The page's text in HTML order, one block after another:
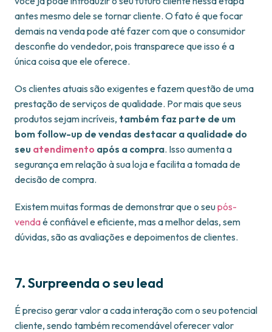
antes mesmo dele se tornar cliente. O fato é que focar
demais na venda pode até fazer com que o consumidor
desconfie do vendedor, pois transparece que isso é a
única coisa que ele oferece.
Os clientes atuais são exigentes e fazem questão de uma
prestação de serviços de qualidade. Por mais que seus
produtos sejam incríveis, também faz parte de um
bom follow-up de vendas destacar a qualidade do
seu atendimento após a compra. Isso aumenta a
segurança em relação à sua loja e facilita a tomada de
decisão de compra.
Existem muitas formas de demonstrar que o seupós-
vendaé confiável e eficiente, mas a melhor delas, sem
dúvidas, são as avaliações e depoimentos de clientes.
7. Surpreenda o seu lead
É preciso gerar valor a cada interação com o seu potencial
cliente, sendo também recomendável oferecer valor